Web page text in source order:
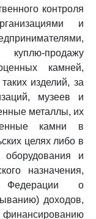
контроля
и
продажу
камней,
изделий, за
музеев и
металлы, их
камни в
целях либо в
оборудования и
назначения,
Федерации о
доходов,